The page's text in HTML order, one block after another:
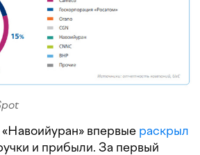
впервые раскрыл
и прибыли. За первый